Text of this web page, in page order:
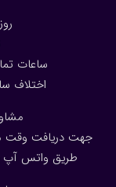
ساعات تماس: 10 شب تا 5 صبح
اختلاف
جهت دریافت وقت
طریق واتس آپ